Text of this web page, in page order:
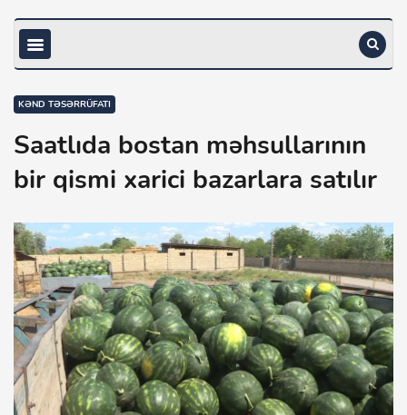
KƏND TƏSƏRRÜFATI
Saatlıda bostan məhsullarının
bir qismi xarici bazarlara satılır